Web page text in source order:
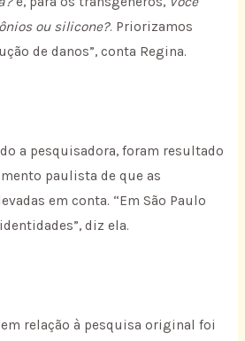
ou silicone?. Priorizamos
de danos”, conta Regina.
a pesquisadora, foram resultado
paulista de que as
em conta. “Em São Paulo
diz ela.
relação à pesquisa original foi